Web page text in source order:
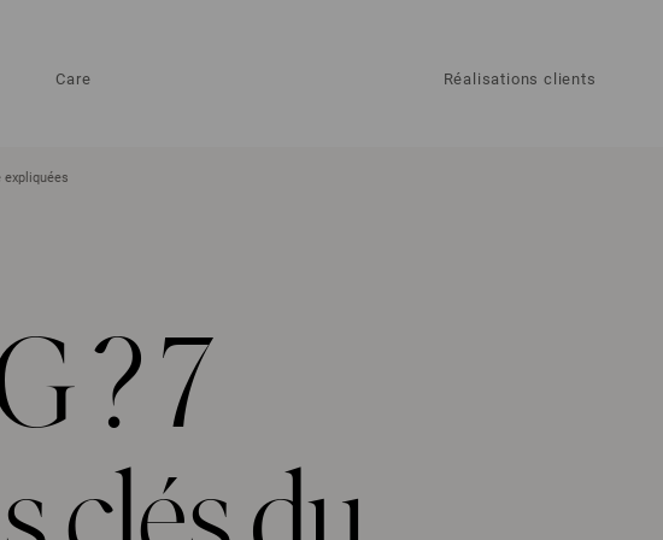
Care Réalisations clients
expliquées
? 7